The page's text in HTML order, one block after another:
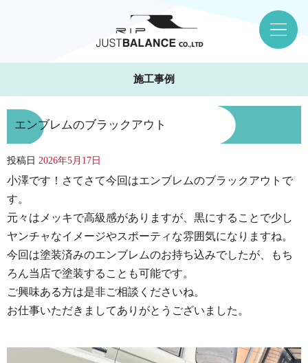
施工事例
エンブレムのブラックアウト
投稿日 2026年5月17日
小澤です！さてさて今回はエンブレムのブラックアウトで
す。
元々はメッキで高級感がありますが、黒にすることで少し
ヤンチャなイメージやスポーティな雰囲気になりますね。
今回は塗装済みのエンブレムのお持ち込みでしたが、もち
ろん当店で塗装することも可能です。
ご興味ある方は是非ご相談くださいね。
お仕事いただきましてありがとうございました。